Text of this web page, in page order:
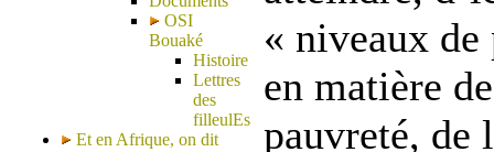
OSI
Bouaké
Histoire
Lettres
des
filleulEs
Et en Afrique, on dit
« niveaux
en matière
pauvreté, de